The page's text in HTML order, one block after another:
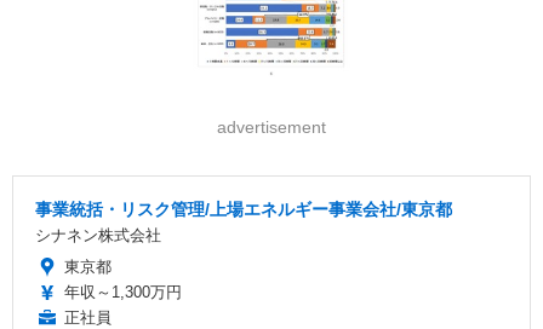
advertisement
事業統括・リスク管理/上場エネルギー事業会社/東京都
シナネン株式会社
東京都
年収～1,300万円
正社員